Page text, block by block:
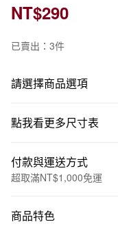
NT$290
已賣出：3件
請選擇商品選項
點我看更多尺寸表
付款與運送方式
超取滿NT$1,000免運
信用卡一次付款
商品特色